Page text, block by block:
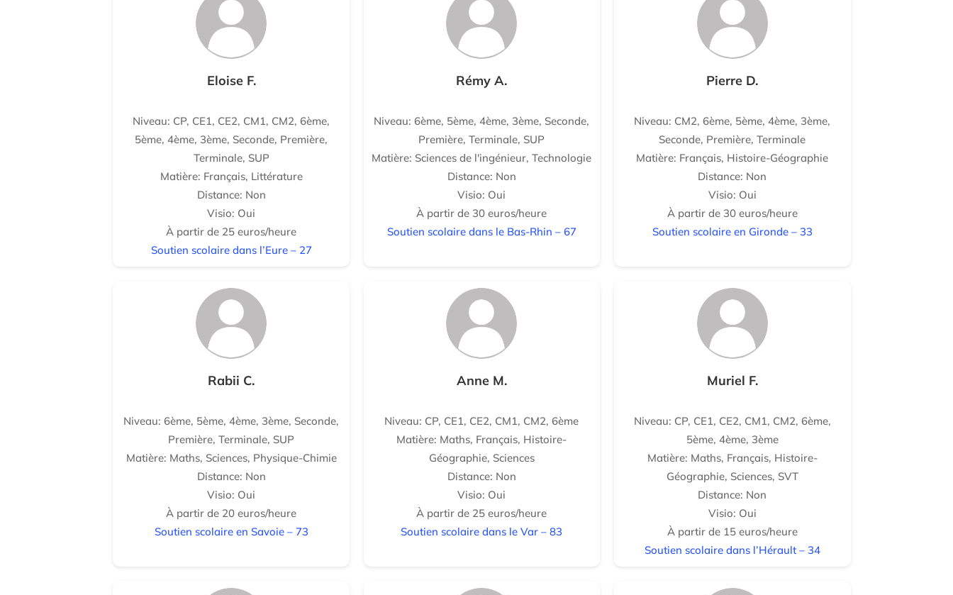
Eloise F.
Niveau: CP, CE1, CE2, CM1, CM2, 6ème,
5ème, 4ème, 3ème, Seconde, Première,
Terminale, SUP
Matière: Français, Littérature
Distance: Non
Visio: Oui
À partir de 25 euros/heure
Soutien scolaire dans l’Eure – 27
Rémy A.
Niveau: 6ème, 5ème, 4ème, 3ème, Seconde,
Première, Terminale, SUP
Matière: Sciences de l'ingénieur, Technologie
Distance: Non
Visio: Oui
À partir de 30 euros/heure
Soutien scolaire dans le Bas-Rhin – 67
Pierre D.
Niveau: CM2, 6ème, 5ème, 4ème, 3ème,
Seconde, Première, Terminale
Matière: Français, Histoire-Géographie
Distance: Non
Visio: Oui
À partir de 30 euros/heure
Soutien scolaire en Gironde – 33
Rabii C.
Niveau: 6ème, 5ème, 4ème, 3ème, Seconde,
Première, Terminale, SUP
Matière: Maths, Sciences, Physique-Chimie
Distance: Non
Visio: Oui
À partir de 20 euros/heure
Soutien scolaire en Savoie – 73
Anne M.
Niveau: CP, CE1, CE2, CM1, CM2, 6ème
Matière: Maths, Français, Histoire-
Géographie, Sciences
Distance: Non
Visio: Oui
À partir de 25 euros/heure
Soutien scolaire dans le Var – 83
Muriel F.
Niveau: CP, CE1, CE2, CM1, CM2, 6ème,
5ème, 4ème, 3ème
Matière: Maths, Français, Histoire-
Géographie, Sciences, SVT
Distance: Non
Visio: Oui
À partir de 15 euros/heure
Soutien scolaire dans l’Hérault – 34